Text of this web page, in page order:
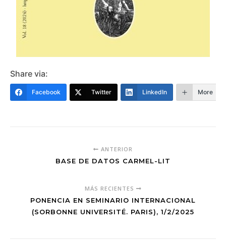
Share via:
Facebook Twitter LinkedIn More
ANTERIOR
BASE DE DATOS CARMEL-LIT
MÁS RECIENTES
PONENCIA EN SEMINARIO INTERNACIONAL
(SORBONNE UNIVERSITÉ. PARIS), 1/2/2025